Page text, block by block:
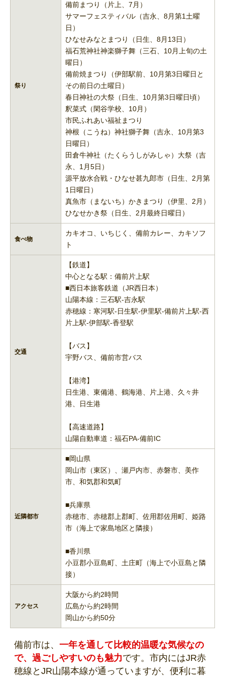
祭り
備前まつり（片上、7月）
サマーフェスティバル（吉永、8月第1土曜
日）
ひなせみなとまつり（日生、8月13日）
福石荒神社神楽獅子舞（三石、10月上旬の土
曜日）
備前焼まつり（伊部駅前、10月第3日曜日と
その前日の土曜日）
春日神社の大祭（日生、10月第3日曜日頃）
釈菜式（閑谷学校、10月）
市民ふれあい福祉まつり
神根（こうね）神社獅子舞（吉永、10月第3
日曜日）
田倉牛神社（たくらうしがみしゃ）大祭（吉
永、1月5日）
源平放水合戦・ひなせ甚九郎市（日生、2月第
1日曜日）
真魚市（まないち）かきまつり（伊里、2月）
ひなせかき祭（日生、2月最終日曜日）
食べ物
カキオコ、いちじく、備前カレー、カキソフ
ト
交通
【鉄道】
中心となる駅：備前片上駅
■西日本旅客鉄道（JR西日本）
山陽本線：三石駅-吉永駅
赤穂線：寒河駅-日生駅-伊里駅-備前片上駅-西
片上駅-伊部駅-香登駅
【バス】
宇野バス、備前市営バス
【港湾】
日生港、東備港、鶴海港、片上港、久々井
港、日生港
【高速道路】
山陽自動車道：福石PA-備前IC
近隣都市
■岡山県
岡山市（東区）、瀬戸内市、赤磐市、美作
市、和気郡和気町
■兵庫県
赤穂市、赤穂郡上郡町、佐用郡佐用町、姫路
市（海上で家島地区と隣接）
■香川県
小豆郡小豆島町、土庄町（海上で小豆島と隣
接）
アクセス
大阪から約2時間
広島から約2時間
岡山から約50分
備前市は、 一年を通して比較的温暖な気候なの
で、過ごしやすいのも魅力です。市内にはJR赤
穂線とJR山陽本線が通っていますが、便利に暮